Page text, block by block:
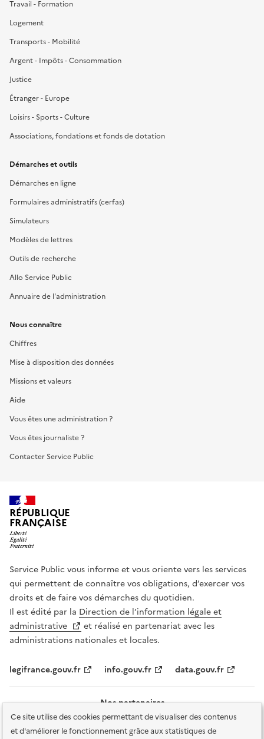
Ce site utilise des cookies permettant de visualiser des contenus
et d'améliorer le fonctionnement grâce aux statistiques de
Travail - Formation
Logement
Transports - Mobilité
Argent - Impôts - Consommation
Justice
Étranger - Europe
Loisirs - Sports - Culture
Associations, fondations et fonds de dotation
Démarches et outils
Démarches en ligne
Formulaires administratifs (cerfas)
Simulateurs
Modèles de lettres
Outils de recherche
Allo Service Public
Annuaire de l'administration
Nous connaître
Chiffres
Mise à disposition des données
Missions et valeurs
Aide
Vous êtes une administration ?
Vous êtes journaliste ?
Contacter Service Public
RÉPUBLIQUE
FRANÇAISE
Service Public vous informe et vous oriente vers les services
qui permettent de connaître vos obligations, d’exercer vos
droits et de faire vos démarches du quotidien.
Il est édité par la Direction de l’information légale et
administrative
et réalisé en partenariat avec les
administrations nationales et locales.
legifrance.gouv.fr info.gouv.fr data.gouv.fr
Nos partenaires